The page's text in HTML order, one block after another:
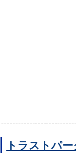
トラストパ